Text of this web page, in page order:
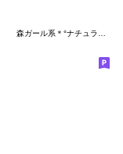
森ガール系＊°ナチュラル絵文字２（改）